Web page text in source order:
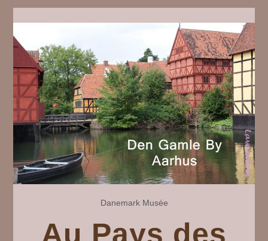
Vikings
#
26,
Den
Gamle
By
3
Danemark Musée
Au Pays des